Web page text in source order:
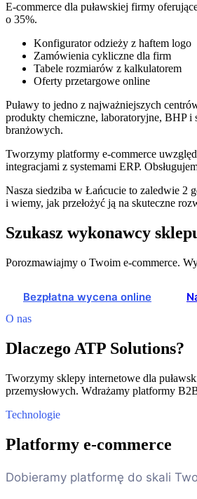
E-commerce dla puławskiej firmy
o 35%.
Konfigurator odzieży z haftem logo
Zamówienia cykliczne dla firm
Tabele rozmiarów z kalkulatorem
Oferty przetargowe online
Puławy to jedno z najważniejszych
produkty chemiczne, laboratoryjne, BHP i
branżowych.
Tworzymy platformy e-commerce
integracjami z systemami ERP.
Nasza siedziba w Łańcucie to zaledwie 2
i wiemy, jak przełożyć ją na skuteczne
Szukasz wykonawcy
Porozmawiajmy o Twoim e-commerce.
Bezpłatna wycena online
O nas
Dlaczego ATP Solutions?
Tworzymy sklepy internetowe dla
przemysłowych. Wdrażamy platformy
Technologie
Platformy e-commerce
Dobieramy platformę do skali